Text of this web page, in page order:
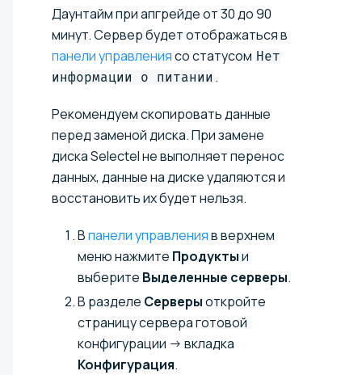
Даунтайм при апгрейде от 30 до 90
минут. Сервер будет отображаться в
панели управлениясо статусом Нет
информации о питании .
Рекомендуем скопировать данные
перед заменой диска. При замене
диска Selectel не выполняет перенос
данных, данные на диске удаляются и
восстановить их будет нельзя.
Впанели управленияв верхнем
меню нажмите Продуктыи
выберите Выделенные серверы.
В разделе Серверыоткройте
страницу сервера готовой
конфигурации → вкладка
Конфигурация.